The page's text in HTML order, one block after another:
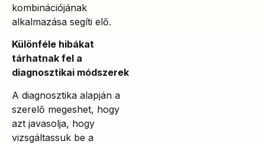
kombinációjának
alkalmazása segíti elő.
Különféle hibákat
tárhatnak fel a
diagnosztikai módszerek
A diagnosztika alapján a
szerelő megeshet, hogy
azt javasolja, hogy
vizsgáltassuk be a